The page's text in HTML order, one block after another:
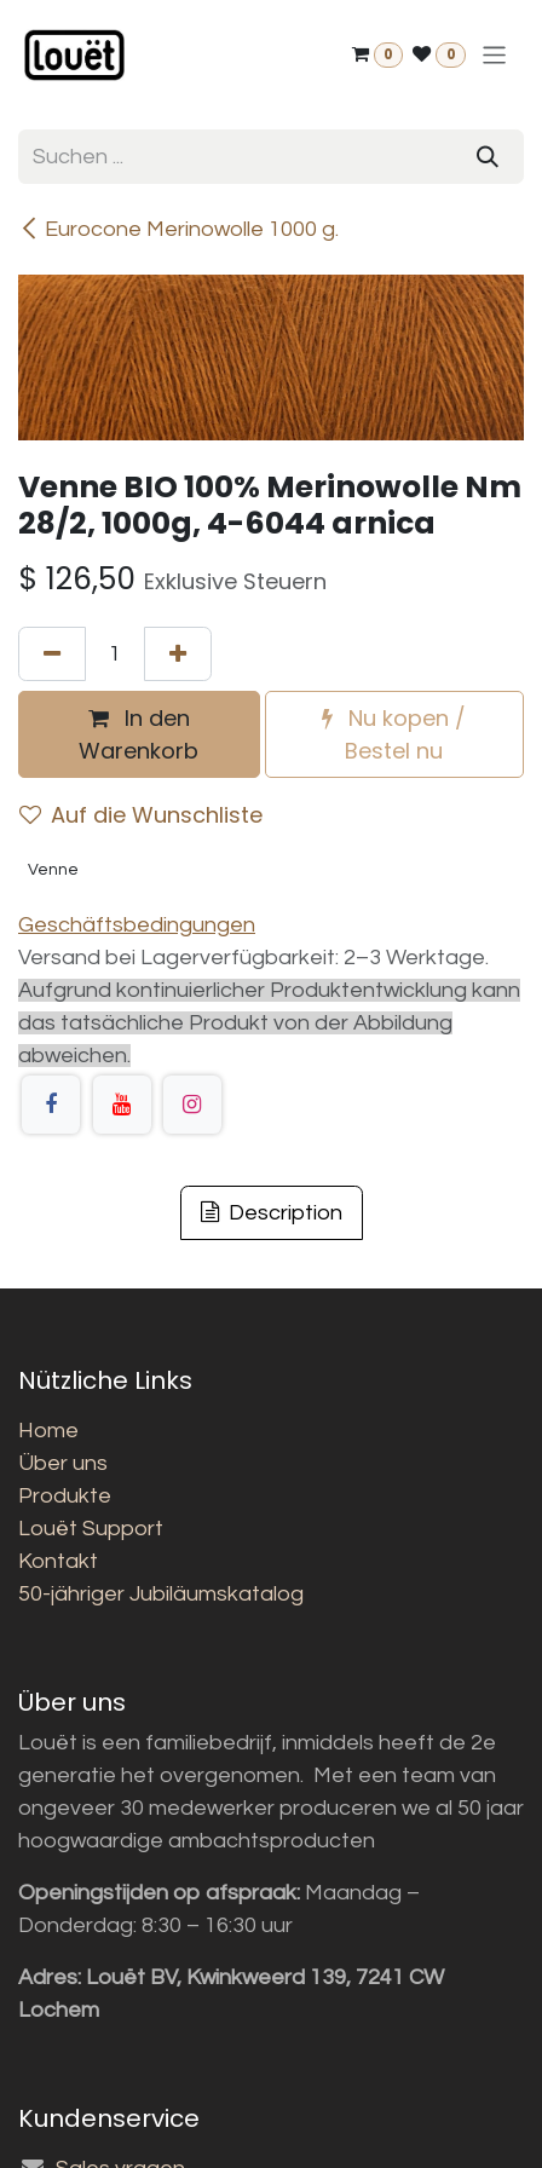
0 0
Eurocone Merinowolle 1000 g.
Venne BIO 100% Merinowolle Nm
28/2, 1000g, 4-6044 arnica
$ 126,50 Exklusive Steuern
In den
Warenkorb
Nu kopen /
Bestel nu
Auf die Wunschliste
Venne
Geschäftsbedingungen
Versand bei Lagerverfügbarkeit: 2–3 Werktage.
Aufgrund kontinuierlicher Produktentwicklung kann
das tatsächliche Produkt von der Abbildung
abweichen.
Description
Nützliche Links
Home
Über uns
Produkte
Louët Support
Kontakt
50-jähriger Jubiläumskatalog
Über uns
Louët is een familiebedrijf, inmiddels heeft de 2e
generatie het overgenomen. Met een team van
ongeveer 30 medewerker produceren we al 50 jaar
hoogwaardige ambachtsproducten
Openingstijden op afspraak: Maandag –
Donderdag: 8:30 – 16:30 uur
Adres: Louët BV, Kwinkweerd 139, 7241 CW
Lochem
Kundenservice